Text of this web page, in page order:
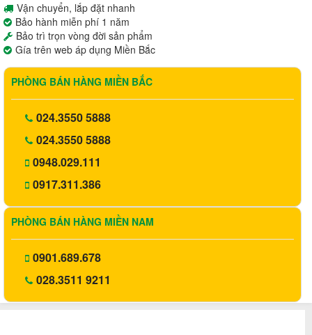
Vận chuyển, lắp đặt nhanh
Bảo hành miễn phí 1 năm
Bảo trì trọn vòng đời sản phẩm
Gía trên web áp dụng Miền Bắc
PHÒNG BÁN HÀNG MIỀN BẮC
024.3550 5888
024.3550 5888
0948.029.111
0917.311.386
PHÒNG BÁN HÀNG MIỀN NAM
0901.689.678
028.3511 9211